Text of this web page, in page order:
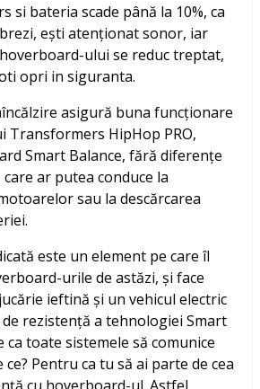
si bateria scade până la 10%, ca
ești atenționat sonor, iar
ului se reduc treptat,
opri in siguranta.
asigură buna funcționare
Transformers HipHop PRO,
Smart Balance, fără diferențe
ar putea conduce la
sau la descărcarea
este un element pe care îl
urile de astăzi, și face
ieftină și un vehicul electric
de rezistență a tehnologiei Smart
ca toate sistemele să comunice
ce? Pentru ca tu să ai parte de cea